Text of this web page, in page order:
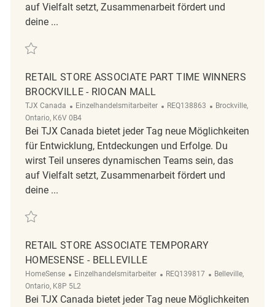
auf Vielfalt setzt, Zusammenarbeit fördert und
deine ...
Retten Retail Store Associate Temporary Marshalls - Cataraqui Centre
RETAIL STORE ASSOCIATE PART TIME WINNERS
BROCKVILLE - RIOCAN MALL
TJX Canada Kategorie
Einzelhandelsmitarbeiter ReqId
REQ138863 Ort
Brockville,
Ontario, K6V 0B4
Bei TJX Canada bietet jeder Tag neue Möglichkeiten
für Entwicklung, Entdeckungen und Erfolge. Du
wirst Teil unseres dynamischen Teams sein, das
auf Vielfalt setzt, Zusammenarbeit fördert und
deine ...
Retten Retail Store Associate Part Time Winners Brockville - Riocan Mall
RETAIL STORE ASSOCIATE TEMPORARY
HOMESENSE - BELLEVILLE
HomeSense Kategorie
Einzelhandelsmitarbeiter ReqId
REQ139817 Ort
Belleville,
Ontario, K8P 5L2
Bei TJX Canada bietet jeder Tag neue Möglichkeiten